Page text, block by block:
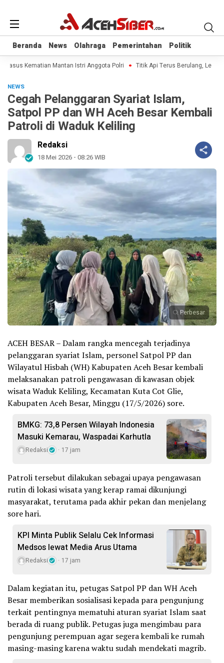
Beranda News Olahraga Pemerintahan Politik
Beranda News Olahraga Pemerintahan Politik
Kematian Mantan Istri Anggota Polri Titik Api Terus Berulang,
NEWS
Cegah Pelanggaran Syariat Islam,
Satpol PP dan WH Aceh Besar Kembali
Patroli di Waduk Keliling
Redaksi
18 Mei 2026 - 08:26 WIB
Perbesar
ACEH BESAR – Dalam rangka mencegah terjadinya
pelanggaran syariat Islam, personel Satpol PP dan
Wilayatul Hisbah (WH) Kabupaten Aceh Besar kembali
melaksanakan patroli pengawasan di kawasan objek
wisata Waduk Keliling, Kecamatan Kuta Cot Glie,
Kabupaten Aceh Besar, Minggu (17/5/2026) sore.
BMKG: 73,8 Persen Wilayah Indonesia
Masuki Kemarau, Waspadai Karhutla
Redaksi 17 jam
Patroli tersebut dilakukan sebagai upaya pengawasan
rutin di lokasi wisata yang kerap ramai dikunjungi
masyarakat, terutama pada akhir pekan dan menjelang
sore hari.
KPI Minta Publik Selalu Cek Informasi
Medsos lewat Media Arus Utama
Redaksi 17 jam
Dalam kegiatan itu, petugas Satpol PP dan WH Aceh
Besar memberikan sosialisasi kepada para pengunjung
terkait pentingnya mematuhi aturan syariat Islam saat
berada di ruang publik. Petugas juga mengimbau para
pengunjung perempuan agar segera kembali ke rumah
masing-masing karena waktu sudah mendekati magrib.